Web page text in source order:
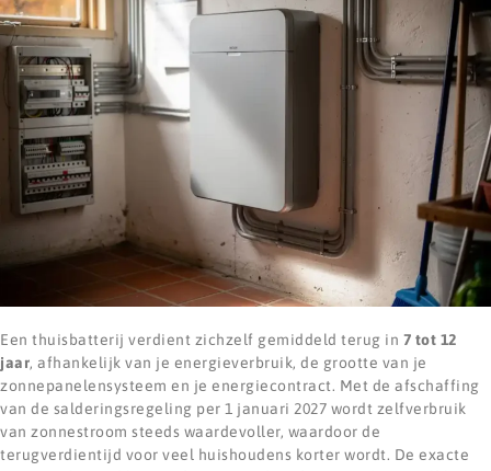
Een thuisbatterij verdient zichzelf gemiddeld terug in 7 tot 12
jaar, afhankelijk van je energieverbruik, de grootte van je
zonnepanelensysteem en je energiecontract. Met de afschaffing
van de salderingsregeling per 1 januari 2027 wordt zelfverbruik
van zonnestroom steeds waardevoller, waardoor de
terugverdientijd voor veel huishoudens korter wordt. De exacte